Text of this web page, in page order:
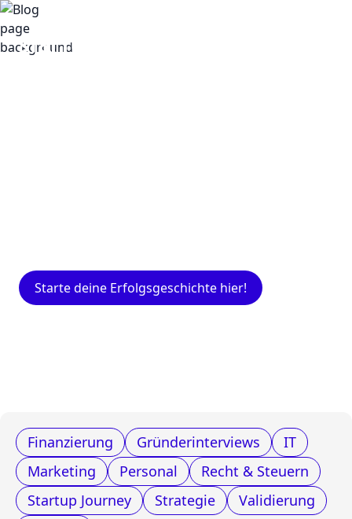
Starte deine Erfolgsgeschichte hier!
Finanzierung Gründerinterviews
IT
Marketing
Personal
Recht & Steuern
Startup Journey
Strategie
Validierung